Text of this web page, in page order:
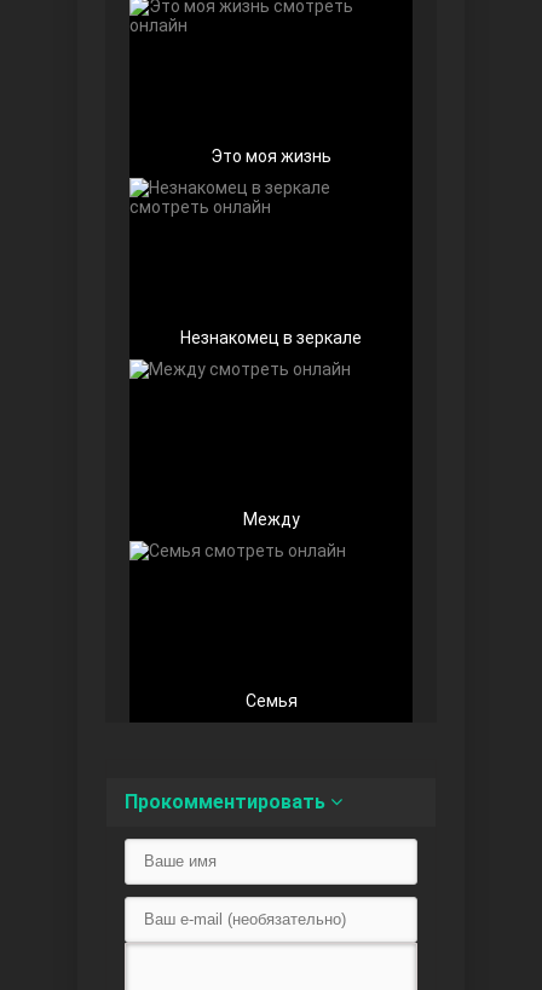
Игра судьбы
Семья
Это моя жизнь
Незнакомец в зеркале
Между
Семья
Прокомментировать